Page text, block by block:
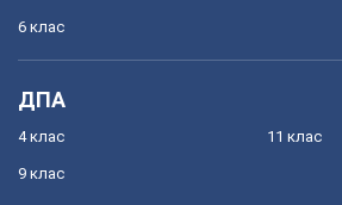
6 клас
ДПА
4 клас
9 клас
11 клас